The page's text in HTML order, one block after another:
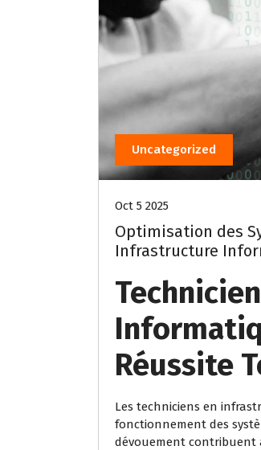
Uncategorized
Oct 5 2025
Optimisation des
Infrastructure
Réussite
Les techniciens en
fonctionnement des
dévouement contribuent